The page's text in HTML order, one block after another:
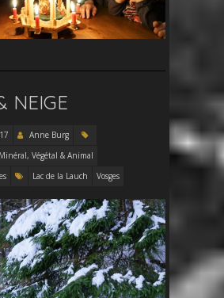
NEIGE
Anne Burg
Végétal & Animal
Lac de la Lauch Vosges